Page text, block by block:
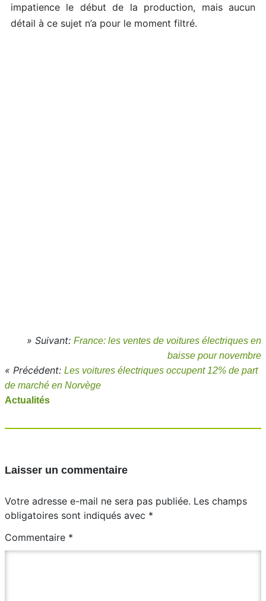
impatience le début de la production, mais aucun
détail à ce sujet n’a pour le moment filtré.
» Suivant: France: les ventes de voitures électriques en
baisse pour novembre
« Précédent: Les voitures électriques occupent 12% de part
de marché en Norvège
Actualités
Laisser un commentaire
Votre adresse e-mail ne sera pas publiée. Les champs
obligatoires sont indiqués avec *
Commentaire *